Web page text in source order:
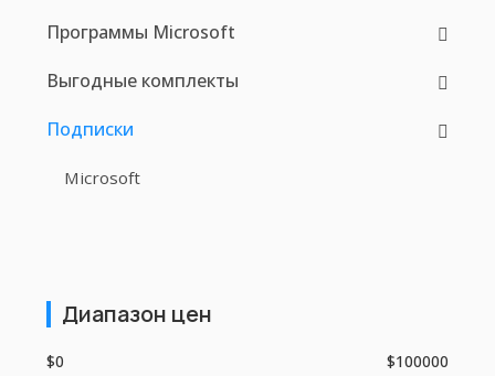
Программы Microsoft
Выгодные комплекты
Подписки
Microsoft
Диапазон цен
$0 $100000